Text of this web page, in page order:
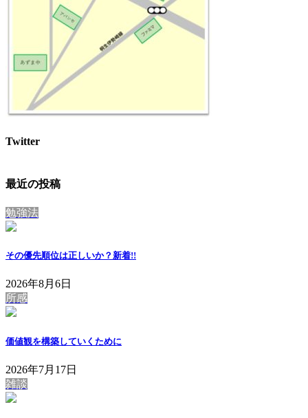
Twitter
最近の投稿
勉強法
その優先順位は正しいか？ 新着!!
2026年8月6日
所感
価値観を構築していくために
2026年7月17日
雑談